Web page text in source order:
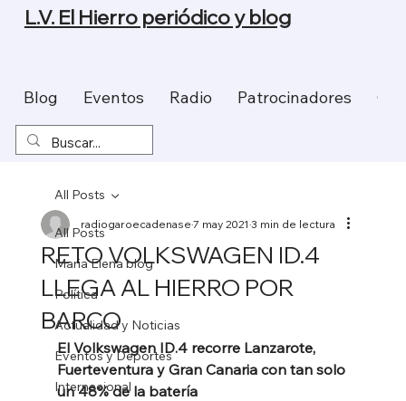
Blog Eventos Radio Patrocinadores
L.V. El Hierro periódico y blog
All Posts
Maria Elena blog
Política
Actualidad y Noticias
Eventos y Deportes
Internacional
All Posts
RETO VOLKSWAGEN ID.4
LLEGA AL HIERRO POR
BARCO
radiogaroecadenase7 may 2021 3 min de lectura
El Volkswagen ID.4 recorre Lanzarote,
Fuerteventura y Gran Canaria con tan solo
un 48% de la batería